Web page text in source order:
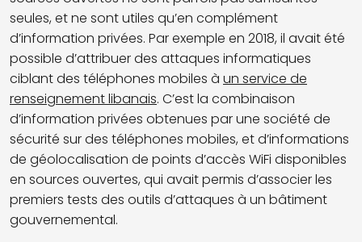
seules, et ne sont utiles qu’en complément
d’information privées. Par exemple en 2018, il avait été
possible d’attribuer des attaques informatiques
ciblant des téléphones mobiles à un service de
renseignement libanais. C’est la combinaison
d’information privées obtenues par une société de
sécurité sur des téléphones mobiles, et d’informations
de géolocalisation de points d’accès WiFi disponibles
en sources ouvertes, qui avait permis d’associer les
premiers tests des outils d’attaques à un bâtiment
gouvernemental.